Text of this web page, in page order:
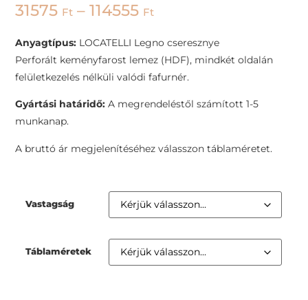
31575 Ft – 114555 Ft
Anyagtípus: LOCATELLI Legno cseresznye
Perforált keményfarost lemez (HDF), mindkét oldalán
felületkezelés nélküli valódi fafurnér.
Gyártási határidő: A megrendeléstől számított 1-5
munkanap.
A bruttó ár megjelenítéséhez válasszon táblaméretet.
Vastagság
Táblaméretek